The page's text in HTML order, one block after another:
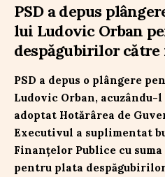
PSD a depus
lui Ludovic Orban
despăgubirilor
PSD a depus o plângere
Ludovic Orban, acuzându-
adoptat Hotărârea de
Executivul a suplimentat
Finanțelor Publice cu suma
pentru plata